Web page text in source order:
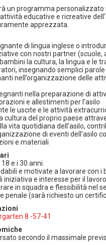
un programma
educative e ricreative
apprezzata.
di lingua inglese o
con nostri partner (scuole,
la cultura, la lingua e le
insegnando semplici
nell’organizzazione delle
nella preparazione di
e allestimenti per l’asilo
le uscite e le attività
cultura del proprio paese
vita quotidiana dell’asilo,
di eventi dell’asilo
e materiali
e i 30 anni.
e motivate a lavorare con i
iniziativa e interesse per il
in squadra e flessibilità nel
penale (sarà richiesto un
8 -57-41
secondo il massimale